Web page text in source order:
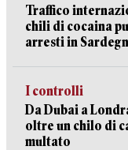
Traffico
chili di cocaina
arresti in
I controlli
Da Dubai a
oltre un chilo di
multato